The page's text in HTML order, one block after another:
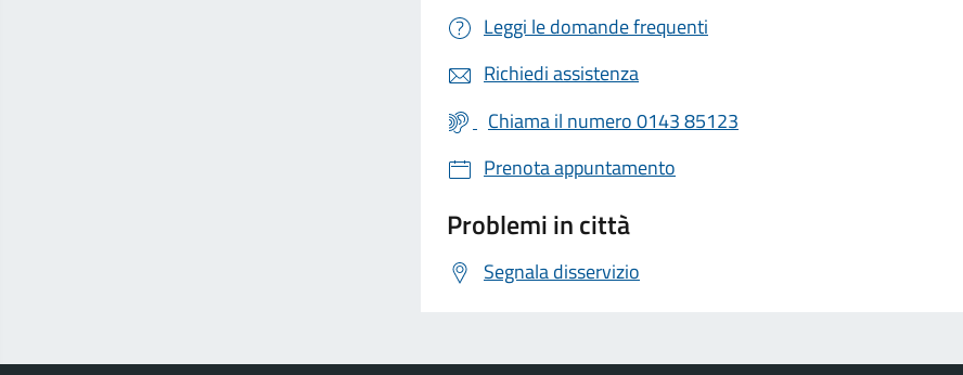
Leggi le domande frequenti
Richiedi assistenza
Chiama il numero 0143 85123
Prenota appuntamento
Problemi in città
Segnala disservizio